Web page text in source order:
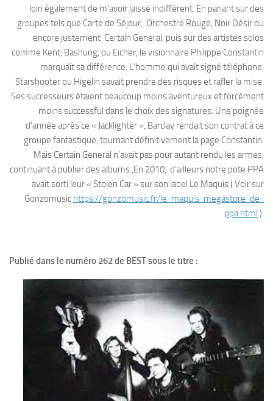
loin également de m’avoir laissé indifférent. En pariant sur des
groupes tels que Carte de Séjour, Orchestre Rouge, Noir Désir ou
encore justement Certain General, puis sur des artistes solos
comme Kent, Bashung, ou Eicher, le visionnaire Philippe Constantin
marquait sa différence. L’homme qui avait signé téléphone,
Starshooter ou Higelin savait prendre des risques et rafler la mise.
Ses successeurs étaient beaucoup moins aventureux et forcément
moins successful dans le choix des signatures. Une poignée
d’année après ce « Jacklighter », Barclay rendait son contrat à ce
groupe fantastique, tournant définitivement la page Constantin.
Mais Certain General n’avait pas pour autant rendu les armes,
continuant à publier des albums.,En 2010, d’ailleurs notre pote PPA
avait sorti leur « Stolen Car » sur son label Le Maquis ( Voir sur
Gonzomusic https://gonzomusic.fr/le-maquis-megastore-de-
ppa.html ).
Publié dans le numéro 262 de BEST sous le titre :